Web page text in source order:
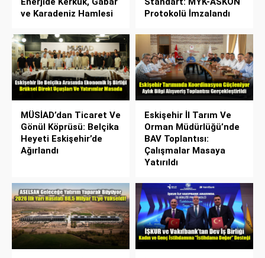
ve Karadeniz Hamlesi
Protokolü İmzalandı
MÜSİAD’dan Ticaret Ve
Gönül Köprüsü: Belçika
Heyeti Eskişehir’de
Ağırlandı
Eskişehir İl Tarım Ve
Orman Müdürlüğü’nde
BAV Toplantısı:
Çalışmalar Masaya
Yatırıldı